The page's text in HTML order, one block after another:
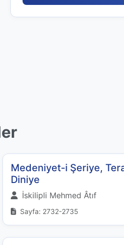
Medeniyet-i Şeriye,
Diniye
İskilipli Mehmed Âtıf
Sayfa: 2732-2735